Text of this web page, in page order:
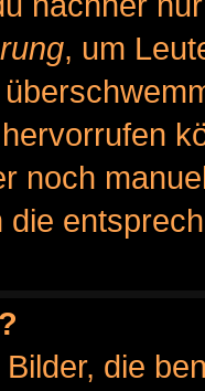
, um
noch
die
die